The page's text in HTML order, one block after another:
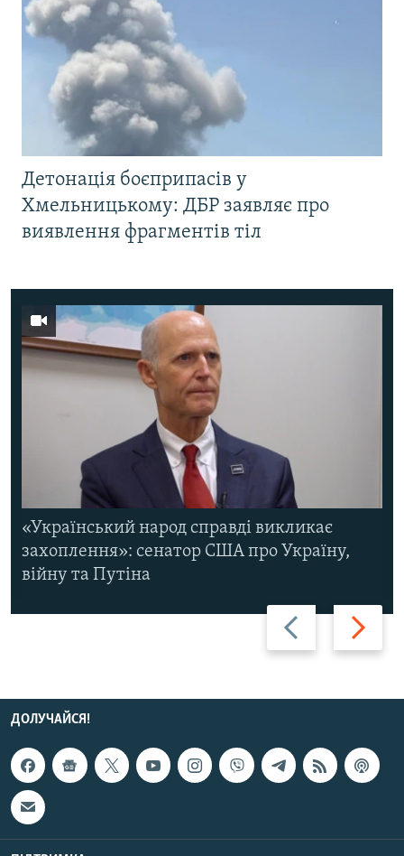
Детонація боєприпасів у
Хмельницькому: ДБР заявляє про
виявлення фрагментів тіл
Назад Вперед
«Український народ справді викликає
захоплення»: сенатор США про Україну,
війну та Путіна
ДОЛУЧАЙСЯ!